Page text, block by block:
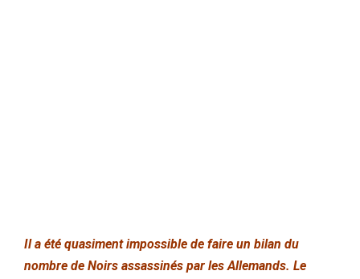
Il a été quasiment impossible de faire un bilan du
nombre de Noirs assassinés par les Allemands. Le